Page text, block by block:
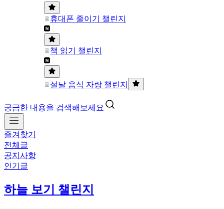
휴대폰 줄이기 챌린지
책 읽기 챌린지
설날 음식 자랑 챌린지
궁금한 내용을 검색해보세요
즐겨찾기
전체글
공지사항
인기글
하늘 보기 챌린지